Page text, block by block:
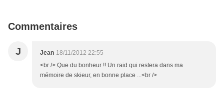
Commentaires
J Jean 18/11/2012 22:55
<br /> Que du bonheur !! Un raid qui restera dans ma
mémoire de skieur, en bonne place ...<br />